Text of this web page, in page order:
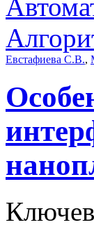
Евстафиева С.В.,